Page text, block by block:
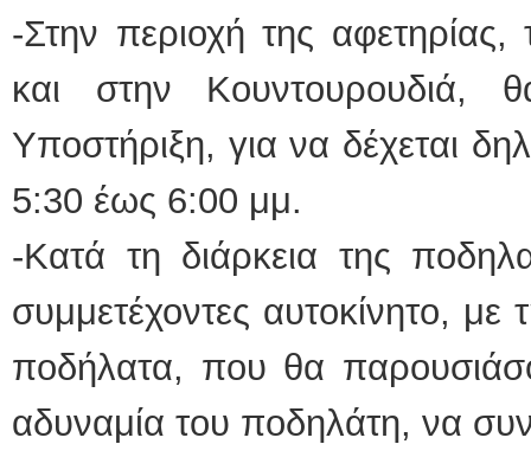
-Στην περιοχή της
και στην Κουντουρουδιά,
Υποστήριξη, για να δέχεται
5:30 έως 6:00 μμ.
-Κατά τη διάρκεια της
συμμετέχοντες αυτοκίνητο, με
ποδήλατα, που θα
αδυναμία του ποδηλάτη, να